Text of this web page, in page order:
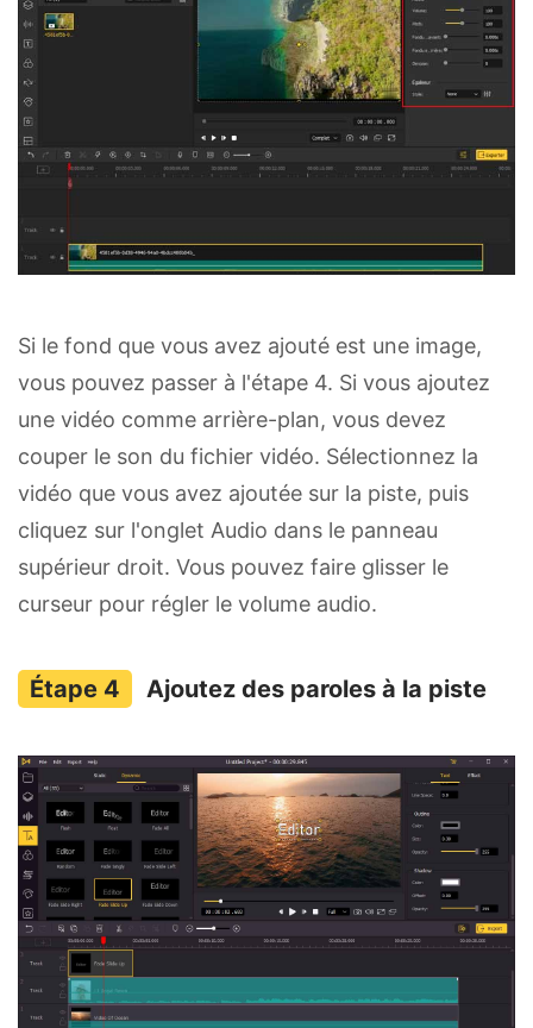
Si le fond que vous avez ajouté est une image,
vous pouvez passer à l'étape 4. Si vous ajoutez
une vidéo comme arrière-plan, vous devez
couper le son du fichier vidéo. Sélectionnez la
vidéo que vous avez ajoutée sur la piste, puis
cliquez sur l'onglet Audio dans le panneau
supérieur droit. Vous pouvez faire glisser le
curseur pour régler le volume audio.
Ajoutez des paroles à la piste